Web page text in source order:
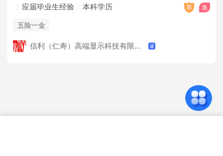
应届毕业生经验 本科学历
五险一金
信利（仁寿）高端显示科技有限公司